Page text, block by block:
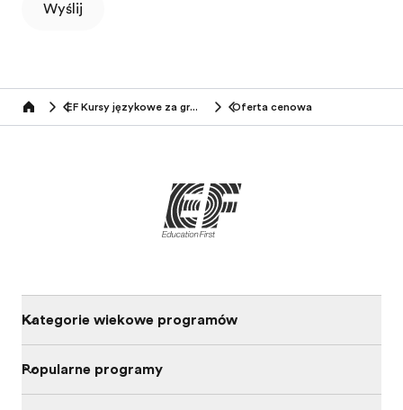
Wyślij
Home EF Kursy językowe za granicą (7-13 lat) Oferta cenowa
Kategorie wiekowe programów
Popularne programy